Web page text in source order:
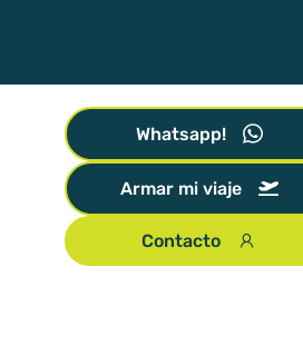
Whatsapp!
Armar mi viaje
Contacto